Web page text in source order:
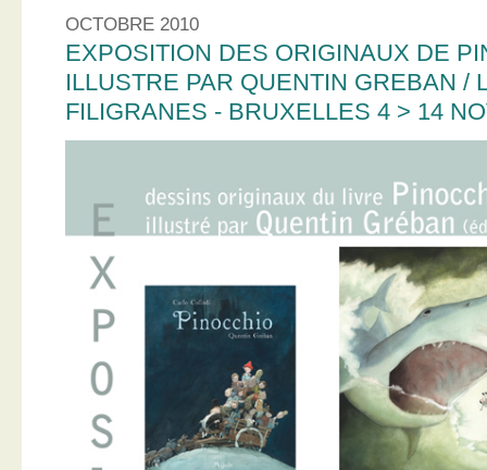
OCTOBRE 2010
EXPOSITION DES ORIGINAUX DE
ILLUSTRE PAR QUENTIN GREBAN /
FILIGRANES - BRUXELLES 4 > 14